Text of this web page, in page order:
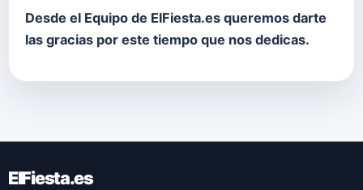
Desde el Equipo de ElFiesta.es queremos darte
las gracias por este tiempo que nos dedicas.
ElFiesta.es